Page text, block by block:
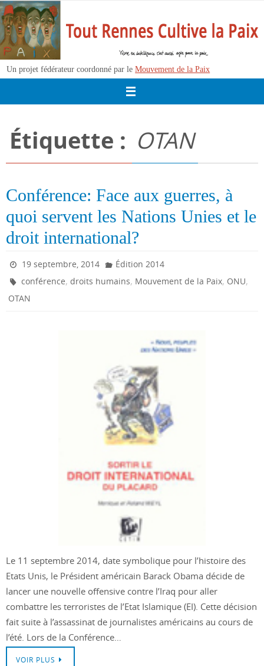
Passer
vers
le
contenu
Un projet fédérateur coordonné par leMouvement de la Paix
Étiquette : OTAN
Conférence: Face aux guerres, à
quoi servent les Nations Unies et le
droit international?
19 septembre, 2014
Édition 2014
conférence,droits humains, Mouvement de la Paix, ONU,
OTAN
Le 11 septembre 2014, date symbolique pour l’histoire des
Etats Unis, le Président américain Barack Obama décide de
lancer une nouvelle offensive contre l’Iraq pour aller
combattre les terroristes de l’Etat Islamique (EI). Cette décision
fait suite à l’assassinat de journalistes américains au cours de
l’été. Lors de la Conférence…
VOIR PLUS